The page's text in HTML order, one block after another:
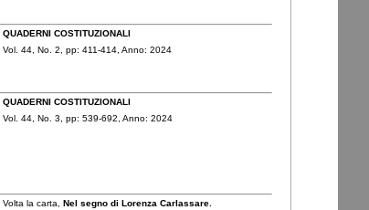
QUADERNI COSTITUZIONALI
Vol. 44, No. 2, pp: 411-414, Anno: 2024
QUADERNI COSTITUZIONALI
Vol. 44, No. 3, pp: 539-692, Anno: 2024
Volta la carta, Nel segno di Lorenza Carlassare.